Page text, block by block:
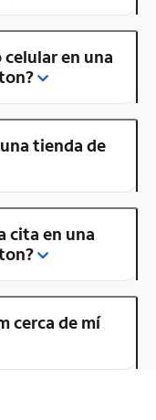
en una
tienda de
cita en una
cerca de mí